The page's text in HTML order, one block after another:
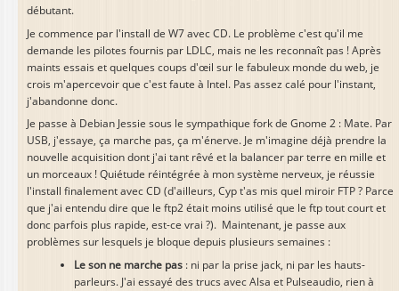
débutant.
Je commence par l'install de W7 avec CD. Le problème c'est qu'il me
demande les pilotes fournis par LDLC, mais ne les reconnaît pas ! Après
maints essais et quelques coups d'œil sur le fabuleux monde du web, je
crois m'apercevoir que c'est faute à Intel. Pas assez calé pour l'instant,
j'abandonne donc.
Je passe à Debian Jessie sous le sympathique fork de Gnome 2 : Mate. Par
USB, j'essaye, ça marche pas, ça m'énerve. Je m'imagine déjà prendre la
nouvelle acquisition dont j'ai tant rêvé et la balancer par terre en mille et
un morceaux ! Quiétude réintégrée à mon système nerveux, je réussie
l'install finalement avec CD (d'ailleurs, Cyp t'as mis quel miroir FTP ? Parce
que j'ai entendu dire que le ftp2 était moins utilisé que le ftp tout court et
donc parfois plus rapide, est-ce vrai ?). Maintenant, je passe aux
problèmes sur lesquels je bloque depuis plusieurs semaines :
Le son ne marche pas : ni par la prise jack, ni par les hauts-
parleurs. J'ai essayé des trucs avec Alsa et Pulseaudio, rien à